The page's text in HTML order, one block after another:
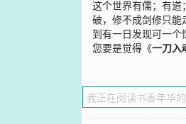
这个世界有儒；有
破，修不成剑修只
到有一日发现可一个
您要是觉得《一刀入